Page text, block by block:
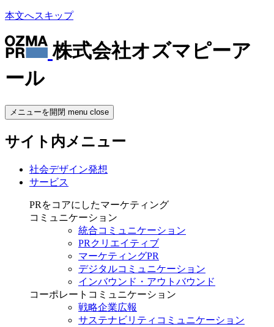
本文へスキップ
株式会社オズマピーア
ール
メニューを開閉 menu close
サイト内メニュー
社会デザイン発想
サービス
PRをコアにしたマーケティング
コミュニケーション
統合コミュニケーション
PRクリエイティブ
マーケティングPR
デジタルコミュニケーション
インバウンド・アウトバウンド
コーポレートコミュニケーション
戦略企業広報
サステナビリティコミュニケーション